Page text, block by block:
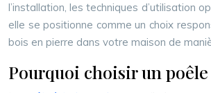
l’installation, les techniques d’utilisation
elle se positionne comme un choix
bois en pierre dans votre maison de
Pourquoi choisir un